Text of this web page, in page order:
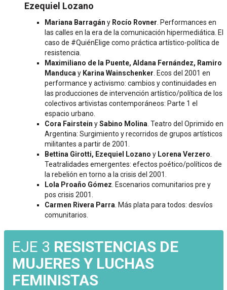
Ezequiel Lozano
Mariana Barragán y Rocío Rovner. Performances en
las calles en la era de la comunicación hipermediática. El
caso de #QuiénElige como práctica artístico-política de
resistencia.
Maximiliano de la Puente, Aldana Fernández, Ramiro
Manducay Karina Wainschenker. Ecos del 2001 en
performance y activismo: cambios y continuidades en
las producciones de intervención artístico/política de los
colectivos artivistas contemporáneos: Parte 1 el
espacio urbano.
Cora Fairstein ySabino Molina. Teatro del Oprimido en
Argentina: Surgimiento y recorridos de grupos artísticos
militantes a partir de 2001.
Bettina Girotti, Ezequiel Lozano y Lorena Verzero.
Teatralidades emergentes: efectos poético/políticos de
la rebelión en torno a la crisis del 2001.
Lola Proaño Gómez. Escenarios comunitarios pre y
pos crisis 2001.
Carmen Rivera Parra. Más plata para todos: desvíos
comunitarios.
EJE 3 RESISTENCIAS DE
MUJERES Y LUCHAS
FEMINISTAS